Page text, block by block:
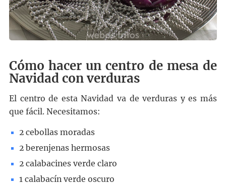
Cómo hacer un centro de mesa de
Navidad con verduras
El centro de esta Navidad va de verduras y es más
que fácil. Necesitamos:
2 cebollas moradas
2 berenjenas hermosas
2 calabacines verde claro
1 calabacín verde oscuro